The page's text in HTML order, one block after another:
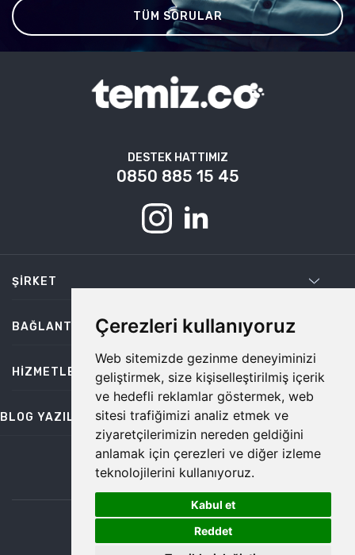
Çerezleri kullanıyoruz
Web sitemizde gezinme deneyiminizi
geliştirmek, size kişiselleştirilmiş içerik
ve hedefli reklamlar göstermek, web
sitesi trafiğimizi analiz etmek ve
ziyaretçilerimizin nereden geldiğini
anlamak için çerezleri ve diğer izleme
teknolojilerini kullanıyoruz.
Kabul et
Reddet
TÜM SORULAR
DESTEK HATTIMIZ
0850 885 15 45
ŞIRKET
BAĞLANTILAR
HIZMETLER
BLOG YAZILARI
bilgi@temiz.co
©2026 Temiz, Her Hakkı Saklıdır.